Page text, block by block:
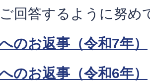
回答するように努め
のお返事（令和7年）
のお返事（令和6年）